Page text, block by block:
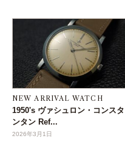
NEW ARRIVAL WATCH
1950's ヴァシュロン・コンスタ
ンタン Ref...
2026年3月1日